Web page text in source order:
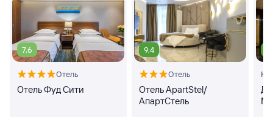
7,6
Отель
Отель Фуд Сити
9,4
Отель
Отель ApartStel/
АпартСтель